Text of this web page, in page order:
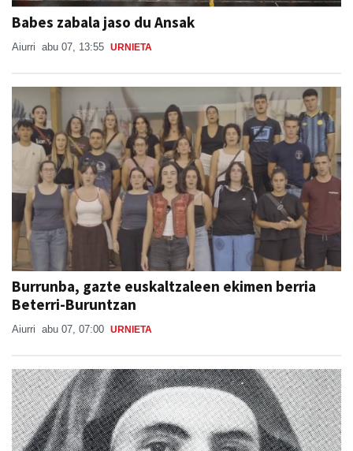
Babes zabala jaso du Ansak
Aiurri abu 07, 13:55 URNIETA
Burrunba, gazte euskaltzaleen ekimen berria
Beterri-Buruntzan
Aiurri abu 07, 07:00 URNIETA